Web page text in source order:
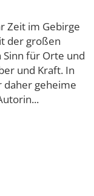
Zeit im Gebirge
der großen
für Orte und
und Kraft. In
daher geheime